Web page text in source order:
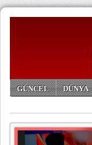
GÜNCEL DÜNYA